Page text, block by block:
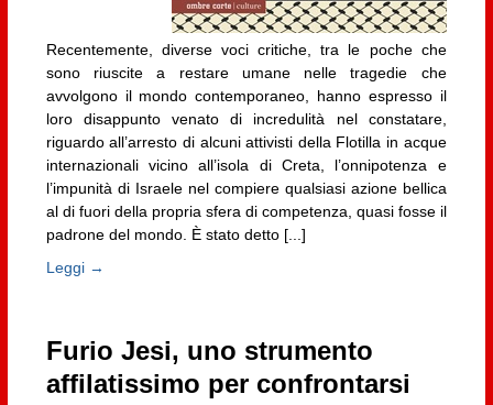
Recentemente, diverse voci critiche, tra le poche che
sono riuscite a restare umane nelle tragedie che
avvolgono il mondo contemporaneo, hanno espresso il
loro disappunto venato di incredulità nel constatare,
riguardo all’arresto di alcuni attivisti della Flotilla in acque
internazionali vicino all’isola di Creta, l’onnipotenza e
l’impunità di Israele nel compiere qualsiasi azione bellica
al di fuori della propria sfera di competenza, quasi fosse il
padrone del mondo. È stato detto [...]
Leggi →
Furio Jesi, uno strumento
affilatissimo per confrontarsi